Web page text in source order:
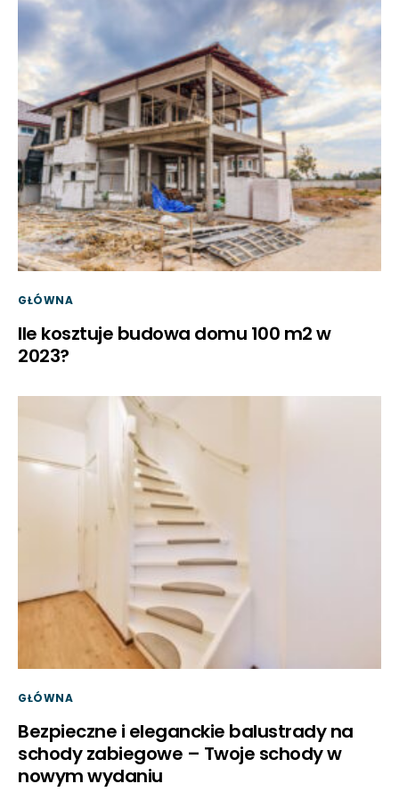
GŁÓWNA
Ile kosztuje budowa domu 100 m2 w
2023?
GŁÓWNA
Bezpieczne i eleganckie balustrady na
schody zabiegowe – Twoje schody w
nowym wydaniu